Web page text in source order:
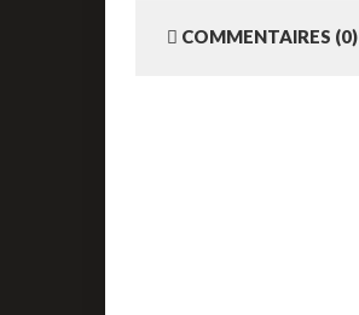
COMMENTAIRES (0)